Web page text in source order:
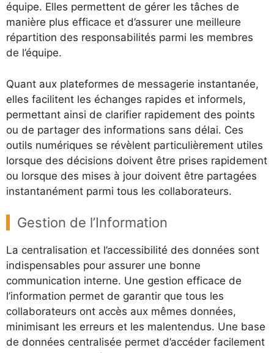
équipe. Elles permettent de gérer les tâches de
manière plus efficace et d’assurer une meilleure
répartition des responsabilités parmi les membres
de l’équipe.
Quant aux plateformes de messagerie instantanée,
elles facilitent les échanges rapides et informels,
permettant ainsi de clarifier rapidement des points
ou de partager des informations sans délai. Ces
outils numériques se révèlent particulièrement utiles
lorsque des décisions doivent être prises rapidement
ou lorsque des mises à jour doivent être partagées
instantanément parmi tous les collaborateurs.
Gestion de l’Information
La centralisation et l’accessibilité des données sont
indispensables pour assurer une bonne
communication interne. Une gestion efficace de
l’information permet de garantir que tous les
collaborateurs ont accès aux mêmes données,
minimisant les erreurs et les malentendus. Une base
de données centralisée permet d’accéder facilement